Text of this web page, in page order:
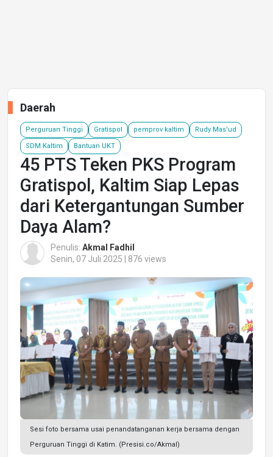
Daerah
Perguruan Tinggi Gratispol pemprov kaltim Rudy Mas'ud
SDM Kaltim Bantuan UKT
45 PTS Teken PKS Program
Gratispol, Kaltim Siap Lepas
dari Ketergantungan Sumber
Daya Alam?
Penulis: Akmal Fadhil
Senin, 07 Juli 2025 | 876 views
Sesi foto bersama usai penandatanganan kerja bersama dengan
Perguruan Tinggi di Katim. (Presisi.co/Akmal)